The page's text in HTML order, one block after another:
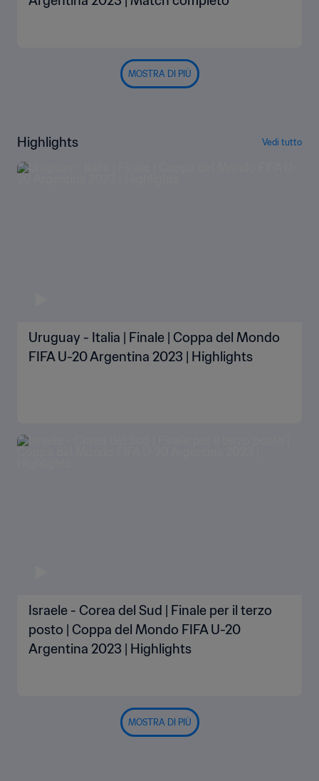
MOSTRA DI PIÙ
Highlights Vedi tutto
Uruguay - Italia | Finale | Coppa del Mondo
FIFA U-20 Argentina 2023 | Highlights
Israele - Corea del Sud | Finale per il terzo
posto | Coppa del Mondo FIFA U-20
Argentina 2023 | Highlights
MOSTRA DI PIÙ